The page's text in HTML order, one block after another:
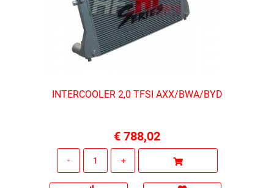
INTERCOOLER 2,0 TFSI AXX/BWA/BYD
€ 788,02